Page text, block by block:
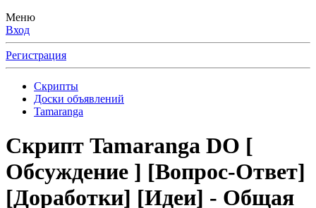
Меню
Вход
Регистрация
Скрипты
Доски объявлений
Tamaranga
Скрипт Tamaranga DO [
Обсуждение ] [Вопрос-Ответ]
[Доработки] [Идеи] - Общая